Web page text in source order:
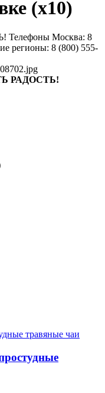
(х10)
Москва: 8
регионы: 8 (800) 555-
РАДОСТЬ!